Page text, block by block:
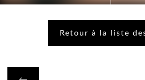
Retour à la liste